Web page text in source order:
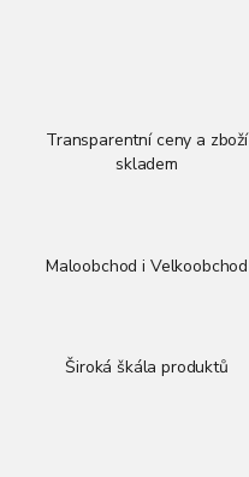
Transparentní ceny a zboží
skladem
Maloobchod i Velkoobchod
Široká škála produktů